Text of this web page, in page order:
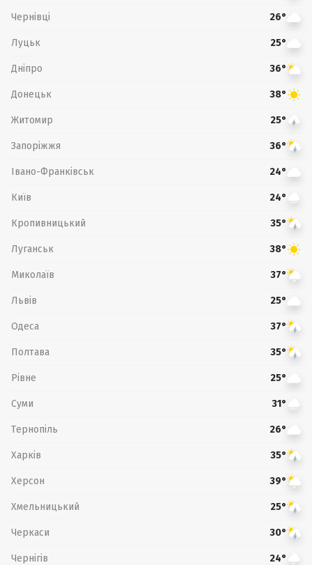
Чернівці 26°
Луцьк 25°
Дніпро 36°
Донецьк 38°
Житомир 25°
Запоріжжя 36°
Івано-Франківськ 24°
Київ 24°
Кропивницький 35°
Луганськ 38°
Миколаїв 37°
Львів 25°
Одеса 37°
Полтава 35°
Рівне 25°
Суми 31°
Тернопіль 26°
Харків 35°
Херсон 39°
Хмельницький 25°
Черкаси 30°
Чернігів 24°